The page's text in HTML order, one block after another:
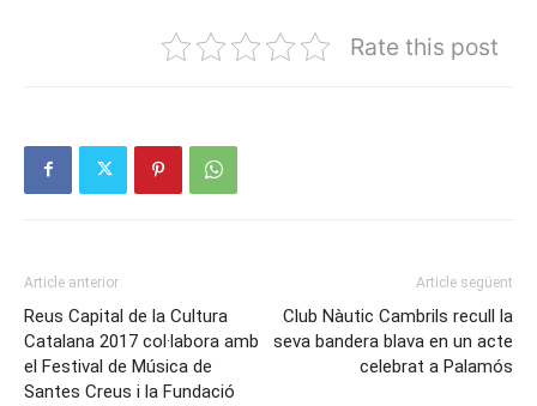
Rate this post
Article anterior
Reus Capital de la Cultura
Catalana 2017 col·labora amb
el Festival de Música de
Santes Creus i la Fundació
Article següent
Club Nàutic Cambrils recull la
seva bandera blava en un acte
celebrat a Palamós